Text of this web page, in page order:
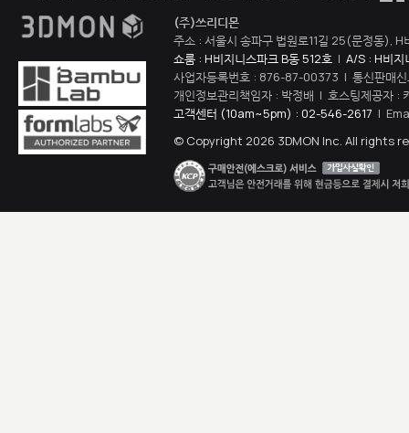
(주)쓰리디몬
주소 : 서울시 송파구 법원로11길 25(문정동),
쇼룸 : H비지니스파크 B동 512호 | A/S : H비지
사업자등록번호 : 876-87-00373 | 통신판매
개인정보관리책임자 : 박정배 | 호스팅제공자 :
고객센터 (10am~5pm) : 02-546-2617 |
© Copyright 2026 3DMON Inc. All rights